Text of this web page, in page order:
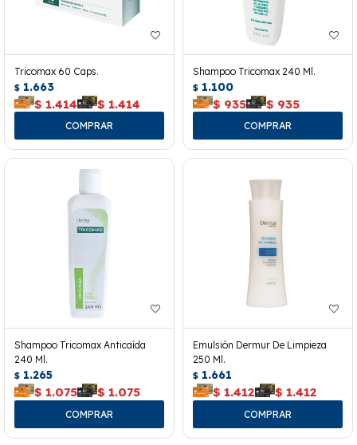
Tricomax 60 Caps.
$ 1.663
$ 1.414 $ 1.414
Shampoo Tricomax 240 Ml.
$ 1.100
$ 935 $ 935
Shampoo Tricomax Anticaída
240 Ml.
$ 1.265
$ 1.075 $ 1.075
Emulsión Dermur De Limpieza
250 Ml.
$ 1.661
$ 1.412 $ 1.412